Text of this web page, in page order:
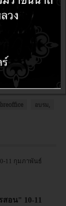
อบรม,
สอน" 10-11